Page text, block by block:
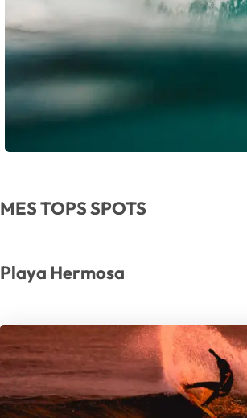
MES TOPS SPOTS
Playa Hermosa